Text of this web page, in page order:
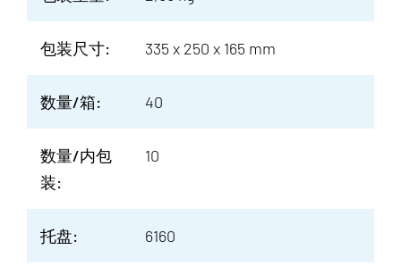
包装尺寸: 335 x 250 x 165 mm
数量/箱: 40
数量/内包
装:
10
托盘: 6160